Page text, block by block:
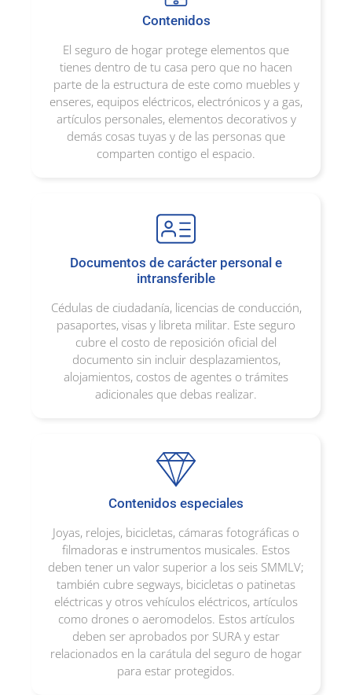
Contenidos
El seguro de hogar protege elementos que
tienes dentro de tu casa pero que no hacen
parte de la estructura de este como muebles y
enseres, equipos eléctricos, electrónicos y a gas,
artículos personales, elementos decorativos y
demás cosas tuyas y de las personas que
comparten contigo el espacio.
Documentos de carácter personal e
intransferible
Cédulas de ciudadanía, licencias de conducción,
pasaportes, visas y libreta militar. Este seguro
cubre el costo de reposición oficial del
documento sin incluir desplazamientos,
alojamientos, costos de agentes o trámites
adicionales que debas realizar.
Contenidos especiales
Joyas, relojes, bicicletas, cámaras fotográficas o
filmadoras e instrumentos musicales. Estos
deben tener un valor superior a los seis SMMLV;
también cubre segways, bicicletas o patinetas
eléctricas y otros vehículos eléctricos, artículos
como drones o aeromodelos. Estos artículos
deben ser aprobados por SURA y estar
relacionados en la carátula del seguro de hogar
para estar protegidos.